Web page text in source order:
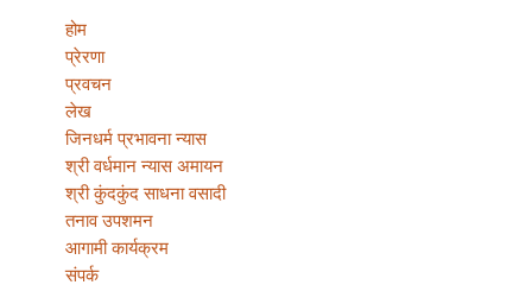
होम
प्रेरणा
प्रवचन
लेख
जिनधर्म प्रभावना न्यास
श्री वर्धमान न्यास अमायन
श्री कुंदकुंद साधना वसादी
तनाव उपशमन
आगामी कार्यक्रम
संपर्क